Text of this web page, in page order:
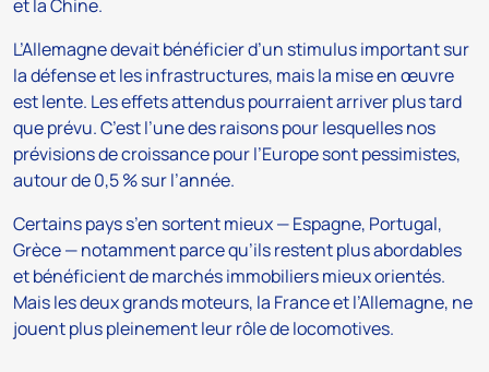
et la Chine.
L’Allemagne devait bénéficier d’un stimulus important sur
la défense et les infrastructures, mais la mise en œuvre
est lente. Les effets attendus pourraient arriver plus tard
que prévu. C’est l’une des raisons pour lesquelles nos
prévisions de croissance pour l’Europe sont pessimistes,
autour de 0,5 % sur l’année.
Certains pays s’en sortent mieux — Espagne, Portugal,
Grèce — notamment parce qu’ils restent plus abordables
et bénéficient de marchés immobiliers mieux orientés.
Mais les deux grands moteurs, la France et l’Allemagne, ne
jouent plus pleinement leur rôle de locomotives.